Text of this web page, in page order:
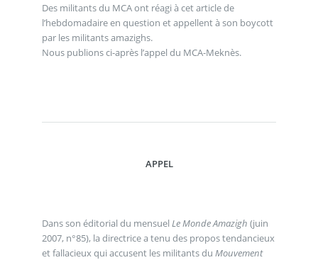
Des militants du MCA ont réagi à cet article de
l’hebdomadaire en question et appellent à son boycott
par les militants amazighs.
Nous publions ci-après l’appel du MCA-Meknès.
APPEL
Dans son éditorial du mensuel Le Monde Amazigh (juin
2007, n°85), la directrice a tenu des propos tendancieux
et fallacieux qui accusent les militants du Mouvement